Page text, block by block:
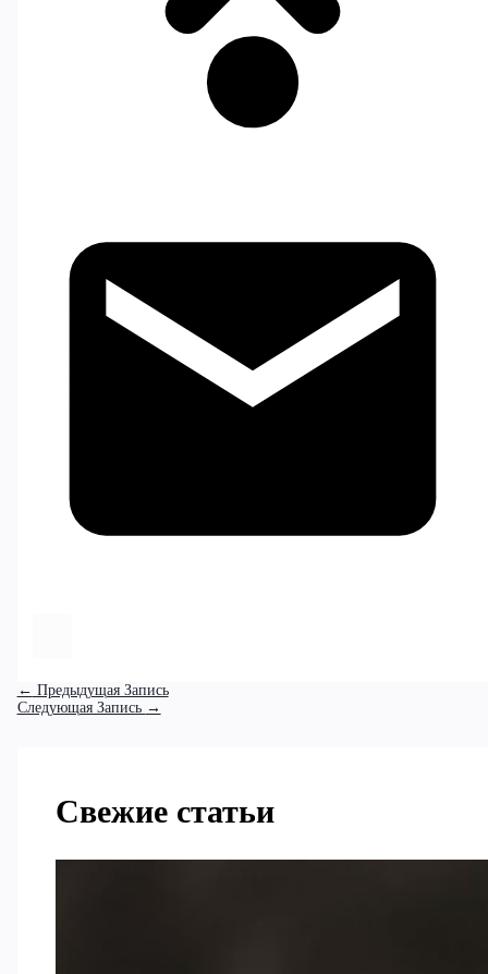
← Предыдущая Запись
Следующая Запись →
Свежие статьи